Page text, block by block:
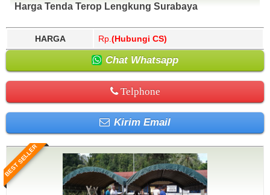
Harga Tenda Terop Lengkung Surabaya
HARGA Rp. (Hubungi CS)
Chat Whatsapp
Telphone
Kirim Email
BEST SELLER